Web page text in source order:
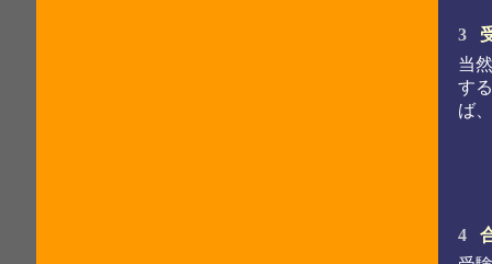
3
当
す
ば
4